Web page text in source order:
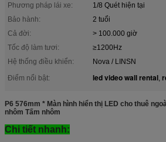
Phương pháp lái xe:
1/8 Quét hiện tại
Bảo hành:
2 tuổi
Cả đời:
> 100.000 giờ
Tốc độ làm tươi:
≥1200Hz
Hệ thống điều khiển:
Nova / LINSN
Điểm nổi bật:
led video wall rental,
P6 576mm * Màn hình hiển thị LED cho thuê
nhôm Tấm nhôm
Chi tiết nhanh: